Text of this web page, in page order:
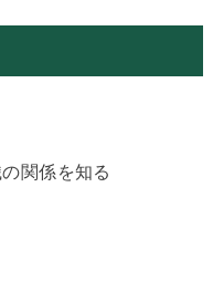
関係を知る